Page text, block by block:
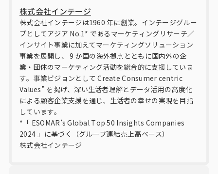
採用情報
株式会社インテージ
株式会社インテージは1960 年に創業。インテージグルー
プとしてアジア No.1* であるマーケティングリサーチ／
インサイト事業に加えてマーケティングソリューション
事業を展開し、 9 か国の海外拠点とともに国内外の企
業・団体のマーケティング活動を総合的に支援していま
す。事業ビジョンとして Create Consumer centric
Values” を掲げ、深い生活者理解とデータ活用の高度化
による顧客企業支援を通じ、生活者の幸せの実現を目指
しています。
*「 ESOMAR’s Global Top 50 Insights Companies
2024 」に基づく（グループ連結売上高ベース）
株式会社インテージ